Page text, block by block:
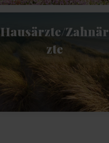
Hausärzte/Zahnär
zte